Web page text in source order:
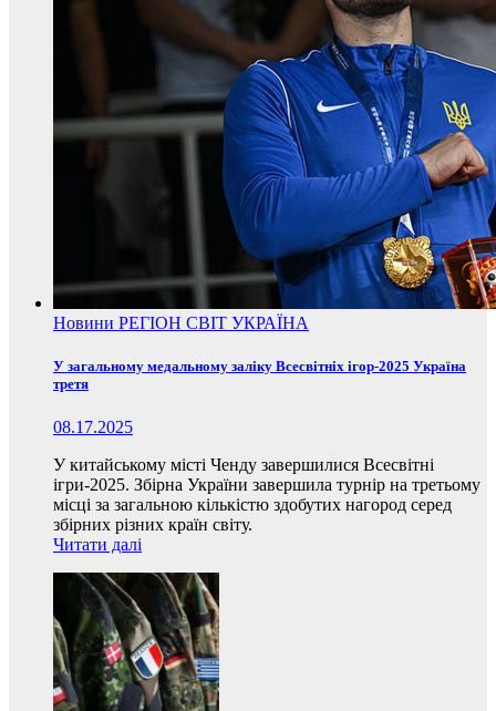
Новини РЕГІОН СВІТ УКРАЇНА
У загальному медальному заліку Всесвітніх ігор-2025 Україна
третя
08.17.2025
У китайському місті Ченду завершилися Всесвітні
ігри-2025. Збірна України завершила турнір на третьому
місці за загальною кількістю здобутих нагород серед
збірних різних країн світу.
Читати далі